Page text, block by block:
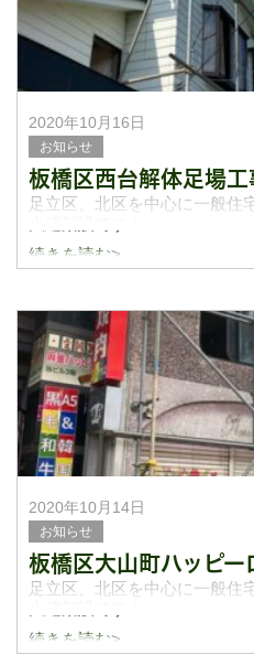
2020年10月16日
お知らせ
板橋区西台解体足場工
足立区、北区を中心に一般住
今日は板橋区西台で解体足場
続きを読む>
2020年10月14日
お知らせ
板橋区大山町ハッピ
足立区、北区を中心に一般住
今日は請負いの仕事で板橋区
続きを読む>